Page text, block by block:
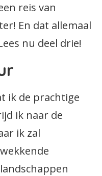
reis van
En dat allemaal
nu deel drie!
ik de prachtige
ik naar de
ik zal